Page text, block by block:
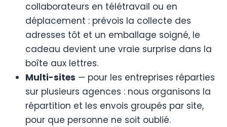
collaborateurs en télétravail ou en
déplacement : prévois la collecte des
adresses tôt et un emballage soigné, le
cadeau devient une vraie surprise dans la
boîte aux lettres.
Multi-sites — pour les entreprises réparties
sur plusieurs agences : nous organisons la
répartition et les envois groupés par site,
pour que personne ne soit oublié.